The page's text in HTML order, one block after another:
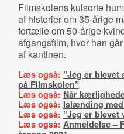
Filmskolens kulsorte
af historier om 35-årige
fortælle om 50-årige
afgangsfilm, hvor han
af kantinen.
Læs også: ”Jeg er
på Filmskolen”
Læs også: Når
Læs også: Islænding
Læs også: ”Jeg er blevet
Læs også: Anmeldelse –